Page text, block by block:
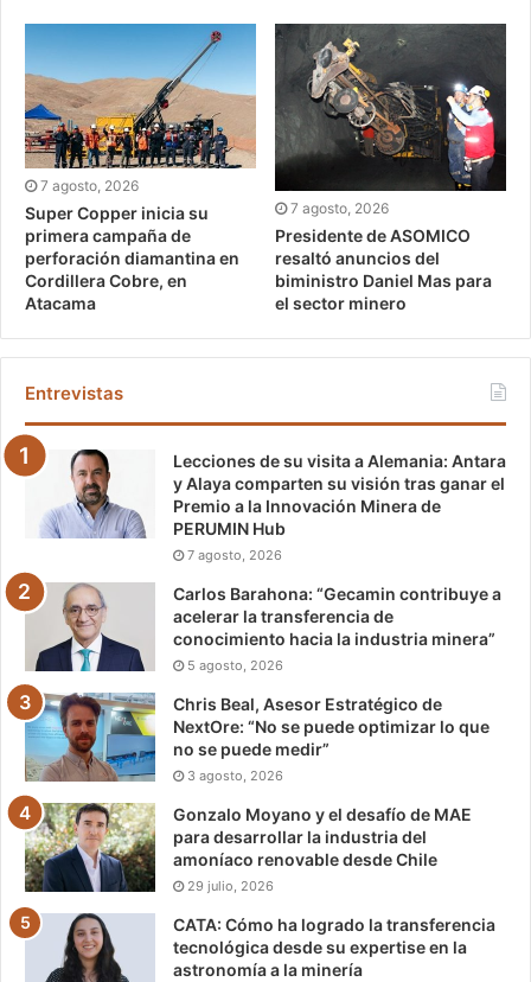
7 agosto, 2026
Super Copper inicia su
primera campaña de
perforación diamantina en
Cordillera Cobre, en
Atacama
7 agosto, 2026
Presidente de ASOMICO
resaltó anuncios del
biministro Daniel Mas para
el sector minero
Entrevistas
Lecciones de su visita a Alemania: Antara
y Alaya comparten su visión tras ganar el
Premio a la Innovación Minera de
PERUMIN Hub
7 agosto, 2026
Carlos Barahona: “Gecamin contribuye a
acelerar la transferencia de
conocimiento hacia la industria minera”
5 agosto, 2026
Chris Beal, Asesor Estratégico de
NextOre: “No se puede optimizar lo que
no se puede medir”
3 agosto, 2026
Gonzalo Moyano y el desafío de MAE
para desarrollar la industria del
amoníaco renovable desde Chile
29 julio, 2026
CATA: Cómo ha logrado la transferencia
tecnológica desde su expertise en la
astronomía a la minería